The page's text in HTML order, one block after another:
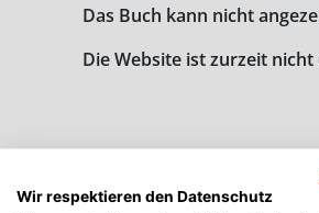
Das Buch kann nicht
Die Website ist zurzeit
Wir respektieren den Datenschutz